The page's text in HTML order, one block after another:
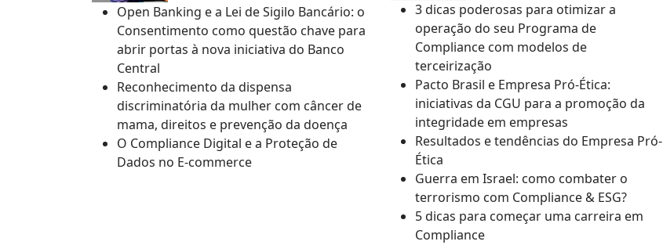
Open Banking e a Lei de Sigilo Bancário: o
Consentimento como questão chave para
abrir portas à nova iniciativa do Banco
Central
Reconhecimento da dispensa
discriminatória da mulher com câncer de
mama, direitos e prevenção da doença
O Compliance Digital e a Proteção de
Dados no E-commerce
3 dicas poderosas para otimizar a
operação do seu Programa de
Compliance com modelos de
terceirização
Pacto Brasil e Empresa Pró-Ética:
iniciativas da CGU para a promoção da
integridade em empresas
Resultados e tendências do Empresa Pró-
Ética
Guerra em Israel: como combater o
terrorismo com Compliance & ESG?
5 dicas para começar uma carreira em
Compliance